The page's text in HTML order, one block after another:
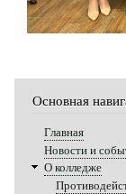
Основная
Главная
Новости и
О колледже